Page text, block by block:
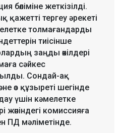
бөліміне жеткізілді.
қажетті тергеу әрекеті
толмағандарды
тиісінше
заңды өкілдері
сәйкес
Сондай-ақ
өз құзыреті шегінде
үшін кәмелетке
жөніндегі комиссияға
ПД мәліметінде.